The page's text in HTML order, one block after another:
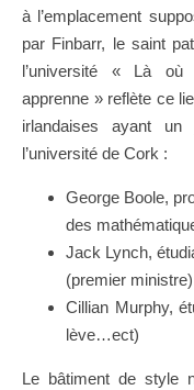
à l’emplacement
par Finbarr, le saint
l’université « Là où
apprenne » reflète ce
irlandaises ayant un
l’université de Cork :
George Boole,
des
Jack Lynch,
(premier
Cillian Murphy,
lève…ect)
Le bâtiment de style